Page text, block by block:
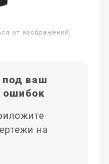
от изображений,
под ваш
ошибок
на